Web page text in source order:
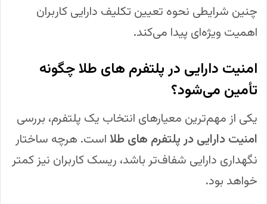
چنین شرایطی نحوه تعیین تکلیف دارایی کاربران
اهمیت ویژه‌ای پیدا می‌کند.
امنیت دارایی در پلتفرم های طلا چگونه
تأمین می‌شود؟
یکی از مهم‌ترین معیارهای انتخاب یک پلتفرم، بررسی
امنیت دارایی در پلتفرم های طلا است. هرچه ساختار
نگهداری دارایی شفاف‌تر باشد، ریسک کاربران نیز کمتر
خواهد بود.